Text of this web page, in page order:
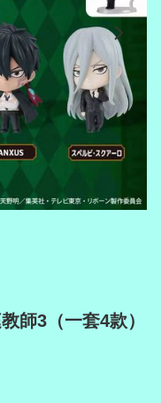
師3（一套4款）